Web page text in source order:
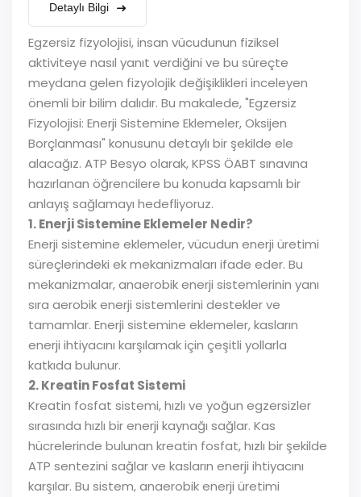
Detaylı Bilgi
Egzersiz fizyolojisi, insan vücudunun fiziksel
aktiviteye nasıl yanıt verdiğini ve bu süreçte
meydana gelen fizyolojik değişiklikleri inceleyen
önemli bir bilim dalıdır. Bu makalede, "Egzersiz
Fizyolojisi: Enerji Sistemine Eklemeler, Oksijen
Borçlanması" konusunu detaylı bir şekilde ele
alacağız. ATP Besyo olarak, KPSS ÖABT sınavına
hazırlanan öğrencilere bu konuda kapsamlı bir
anlayış sağlamayı hedefliyoruz.
1. Enerji Sistemine Eklemeler Nedir?
Enerji sistemine eklemeler, vücudun enerji üretimi
süreçlerindeki ek mekanizmaları ifade eder. Bu
mekanizmalar, anaerobik enerji sistemlerinin yanı
sıra aerobik enerji sistemlerini destekler ve
tamamlar. Enerji sistemine eklemeler, kasların
enerji ihtiyacını karşılamak için çeşitli yollarla
katkıda bulunur.
2. Kreatin Fosfat Sistemi
Kreatin fosfat sistemi, hızlı ve yoğun egzersizler
sırasında hızlı bir enerji kaynağı sağlar. Kas
hücrelerinde bulunan kreatin fosfat, hızlı bir şekilde
ATP sentezini sağlar ve kasların enerji ihtiyacını
karşılar. Bu sistem, anaerobik enerji üretimi